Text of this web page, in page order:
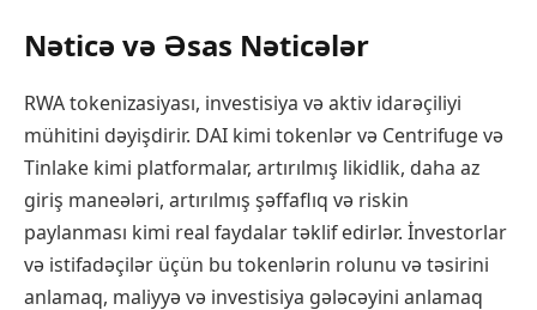
Nəticə və Əsas Nəticələr
RWA tokenizasiyası, investisiya və aktiv idarəçiliyi
mühitini dəyişdirir. DAI kimi tokenlər və Centrifuge və
Tinlake kimi platformalar, artırılmış likidlik, daha az
giriş maneələri, artırılmış şəffaflıq və riskin
paylanması kimi real faydalar təklif edirlər. İnvestorlar
və istifadəçilər üçün bu tokenlərin rolunu və təsirini
anlamaq, maliyyə və investisiya gələcəyini anlamaq